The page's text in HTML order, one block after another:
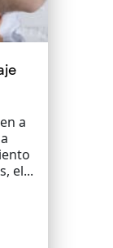
a
el...